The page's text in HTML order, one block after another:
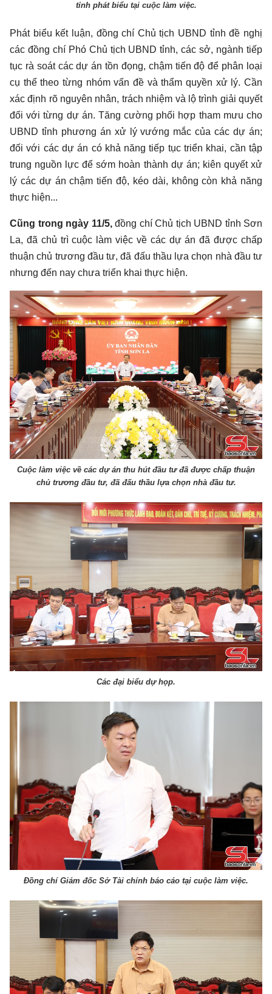
tỉnh phát biểu tại cuộc làm việc.
Phát biểu kết luận, đồng chí Chủ tịch UBND tỉnh đề nghị
các đồng chí Phó Chủ tịch UBND tỉnh, các sở, ngành tiếp
tục rà soát các dự án tồn đọng, chậm tiến độ để phân loại
cụ thể theo từng nhóm vấn đề và thẩm quyền xử lý. Cần
xác định rõ nguyên nhân, trách nhiệm và lộ trình giải quyết
đối với từng dự án. Tăng cường phối hợp tham mưu cho
UBND tỉnh phương án xử lý vướng mắc của các dự án;
đối với các dự án có khả năng tiếp tục triển khai, cần tập
trung nguồn lực để sớm hoàn thành dự án; kiên quyết xử
lý các dự án chậm tiến độ, kéo dài, không còn khả năng
thực hiện...
Cũng trong ngày 11/5, đồng chí Chủ tịch UBND tỉnh Sơn
La, đã chủ trì cuộc làm việc về các dự án đã được chấp
thuận chủ trương đầu tư, đã đấu thầu lựa chọn nhà đầu tư
nhưng đến nay chưa triển khai thực hiện.
Cuộc làm việc về các dự án thu hút đầu tư đã được chấp thuận
chủ trương đầu tư, đã đấu thầu lựa chọn nhà đầu tư.
Các đại biểu dự họp.
Đồng chí Giám đốc Sở Tài chính báo cáo tại cuộc làm việc.